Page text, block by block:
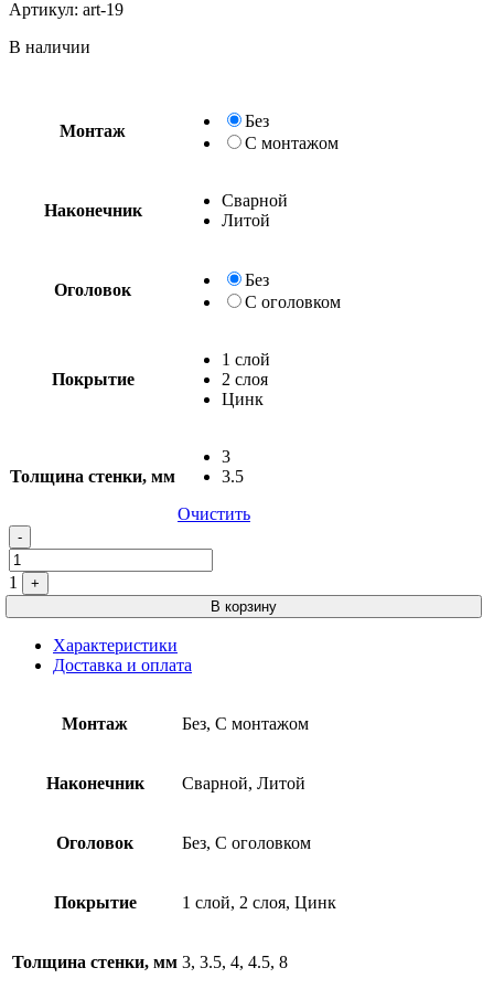
Артикул: art-19
В наличии
Монтаж
Без
С монтажом
Наконечник
Сварной
Литой
Оголовок
Без
С оголовком
Покрытие
1 слой
2 слоя
Цинк
Толщина стенки, мм
3
3.5
Очистить
Quantity
-
1
+
В корзину
Характеристики
Доставка и оплата
Монтаж Без, С монтажом
Наконечник Сварной, Литой
Оголовок Без, С оголовком
Покрытие 1 слой, 2 слоя, Цинк
Толщина стенки, мм 3, 3.5, 4, 4.5, 8